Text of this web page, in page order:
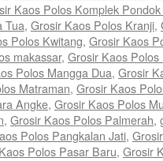
Kaos Polos Komplek
Tua, Grosir Kaos Polos Kranji,
Polos Kwitang, Grosir Kaos
makassar, Grosir Kaos
Polos Mangga Dua, Grosir
Matraman, Grosir Kaos
Angke, Grosir Kaos Polos
, Grosir Kaos Polos Palmerah,
Polos Pangkalan Jati,
Polos Pasar Baru, Grosir